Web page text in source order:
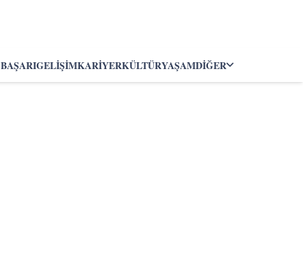
BAŞARIGELIŞIMKARIYERKÜLTÜRYAŞAMDIĞER